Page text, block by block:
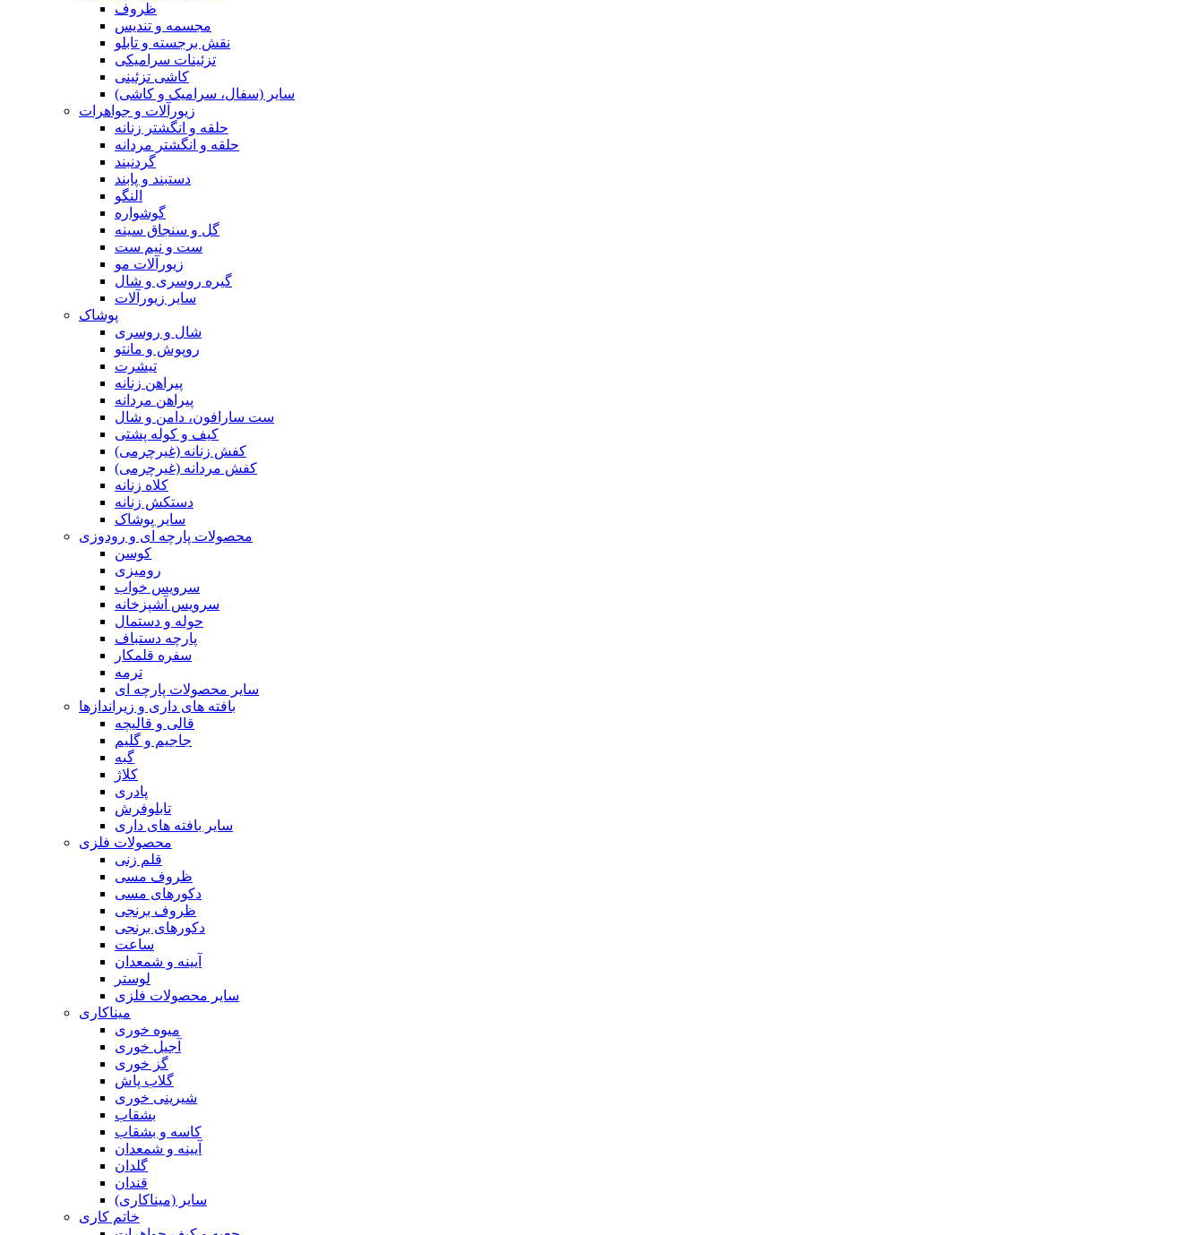
ظروف
مجسمه و تندیس
نقش برجسته و تابلو
تزئینات سرامیکی
کاشی تزئینی
سایر (سفال، سرامیک و کاشی)
زیورآلات و جواهرات
حلقه و انگشتر زنانه
حلقه و انگشتر مردانه
گردنبند
دستبند و پابند
النگو
گوشواره
گل و سنجاق سینه
ست و نیم ست
زیورآلات مو
گیره روسری و شال
سایر زیورآلات
پوشاک
شال و روسری
روپوش و مانتو
تیشرت
پیراهن زنانه
پیراهن مردانه
ست سارافون، دامن و شال
کیف و کوله پشتی
کفش زنانه (غیرچرمی)
کفش مردانه (غیرچرمی)
کلاه زنانه
دستکش زنانه
سایر پوشاک
محصولات پارچه ای و رودوزی
کوسن
رومیزی
سرویس خواب
سرویس آشپزخانه
حوله و دستمال
پارچه دستباف
سفره قلمکار
ترمه
سایر محصولات پارچه ای
بافته های داری و زیراندازها
قالی و قالیچه
جاجیم و گلیم
گبه
کلاژ
پادری
تابلوفرش
سایر بافته های داری
محصولات فلزی
قلم زنی
ظروف مسی
دکورهای مسی
ظروف برنجی
دکورهای برنجی
ساعت
آیینه و شمعدان
لوستر
سایر محصولات فلزی
میناکاری
میوه خوری
آجیل خوری
گز خوری
گلاب پاش
شیرینی خوری
بشقاب
کاسه و بشقاب
آیینه و شمعدان
گلدان
قندان
سایر (میناکاری)
خاتم کاری